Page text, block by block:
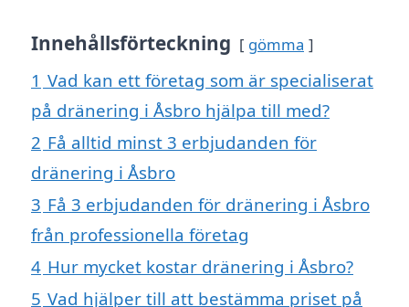
Innehållsförteckning gömma
1 Vad kan ett företag som är specialiserat
på dränering i Åsbro hjälpa till med?
2 Få alltid minst 3 erbjudanden för
dränering i Åsbro
3 Få 3 erbjudanden för dränering i Åsbro
från professionella företag
4 Hur mycket kostar dränering i Åsbro?
5 Vad hjälper till att bestämma priset på